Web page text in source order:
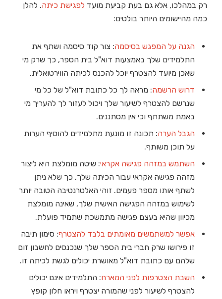
רק במהלכו, אלא גם בעת קביעת מועד לפגישת כיתה. להלן
כמה מהיישומים היותר בולטים:
הגנה על המפגש בסיסמה: צור קוד סיסמה ושתף את
התלמידים שלך באמצעות דוא"ל בית הספר, כך שרק מי
שאכן מיועד להצטרף יוכל להכנס לכיתה הווירטואלית.
דרוש הרשמה: מראה לך כל כתובת דוא"ל של כל מי
שנרשם להצטרף לשיעור שלך ויכול לעזור לך להעריך מי
באמת משתתף וכי אין מסתננים.
הגבל הערה: תכונה זו מונעת מתלמידים להוסיף הערות
על תוכן משותף.
השתמש במזהה פגישה אקראי: שיטה מומלצת היא ליצור
מזהה פגישה אקראי עבור הכיתה שלך, כך שלא ניתן
לשתף אותו מספר פעמים. זוהי האלטרנטיבה הטובה יותר
לשימוש במזהה הפגישה האישית שלך, שאינה מומלצת
מכיוון שהיא בעצם פגישה מתמשכת שתמיד פועלת.
אפשר למשתמשים מאומתים בלבד להצטרף: סימון תיבה
זו פירושו שרק חברי בית הספר שלך שנכנסים לחשבון זום
שלהם עם כתובת דוא"ל מאושרת יכולים לגשת לכיתה זו.
השבת הצטרפות לפני המארח: התלמידים אינם יכולים
להצטרף לשיעור לפני שהמורה יצטרף ויראו חלון קופץ